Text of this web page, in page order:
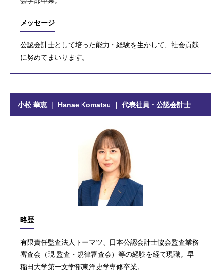
メッセージ
公認会計士として培った能力・経験を生かして、社会貢献
に努めてまいります。
小松 華恵 ｜ Hanae Komatsu ｜ 代表社員・公認会計士
略歴
有限責任監査法人トーマツ、日本公認会計士協会監査業務
審査会（現 監査・規律審査会）等の経験を経て現職。早
稲田大学第一文学部東洋史学専修卒業。